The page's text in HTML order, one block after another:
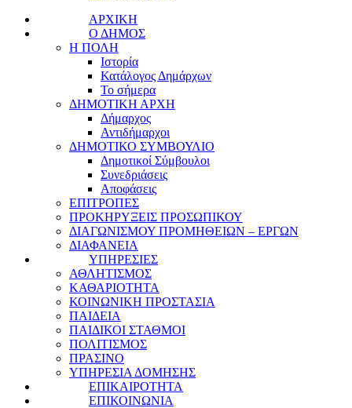
ΑΡΧΙΚΗ
Ο ΔΗΜΟΣ
Η ΠΟΛΗ
Ιστορία
Κατάλογος Δημάρχων
Το σήμερα
ΔΗΜΟΤΙΚΗ ΑΡΧΗ
Δήμαρχος
Αντιδήμαρχοι
ΔΗΜΟΤΙΚΟ ΣΥΜΒΟΥΛΙΟ
Δημοτικοί Σύμβουλοι
Συνεδριάσεις
Αποφάσεις
ΕΠΙΤΡΟΠΕΣ
ΠΡΟΚΗΡΥΞΕΙΣ ΠΡΟΣΩΠΙΚΟΥ
ΔΙΑΓΩΝΙΣΜΟΥ ΠΡΟΜΗΘΕΙΩΝ – ΕΡΓΩΝ
ΔΙΑΦΑΝΕΙΑ
ΥΠΗΡΕΣΙΕΣ
ΑΘΛΗΤΙΣΜΟΣ
ΚΑΘΑΡΙΟΤΗΤΑ
ΚΟΙΝΩΝΙΚΗ ΠΡΟΣΤΑΣΙΑ
ΠΑΙΔΕΙΑ
ΠΑΙΔΙΚΟΙ ΣΤΑΘΜΟΙ
ΠΟΛΙΤΙΣΜΟΣ
ΠΡΑΣΙΝΟ
ΥΠΗΡΕΣΙΑ ΔΟΜΗΣΗΣ
ΕΠΙΚΑΙΡΟΤΗΤΑ
ΕΠΙΚΟΙΝΩΝΙΑ